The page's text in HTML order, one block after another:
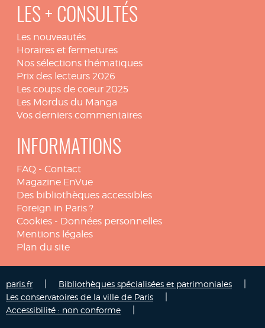
LES + CONSULTÉS
Les nouveautés
Horaires et fermetures
Nos sélections thématiques
Prix des lecteurs 2026
Les coups de coeur 2025
Les Mordus du Manga
Vos derniers commentaires
INFORMATIONS
FAQ - Contact
Magazine EnVue
Des bibliothèques accessibles
Foreign in Paris ?
Cookies - Données personnelles
Mentions légales
Plan du site
paris.fr Bibliothèques spécialisées et patrimoniales
Les conservatoires de la ville de Paris
Accessibilité : non conforme